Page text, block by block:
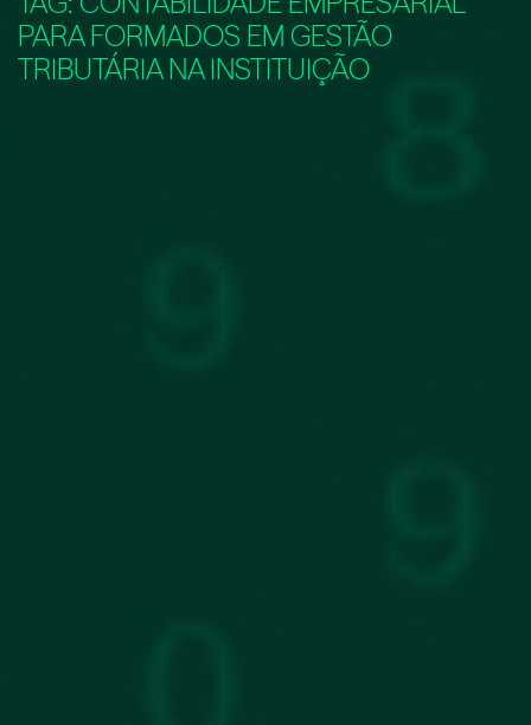
PARA FORMADOS EM GESTÃO
TRIBUTÁRIA NA INSTITUIÇÃO